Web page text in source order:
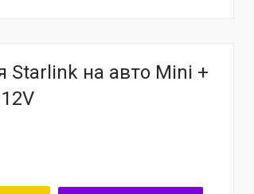
Starlink на авто Mini +